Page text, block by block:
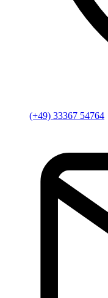
(+49) 33367 54764